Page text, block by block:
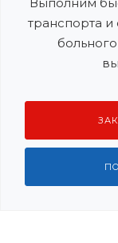
транспорта